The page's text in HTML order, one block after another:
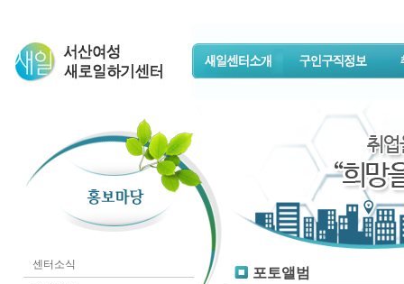
센터소식
포토앨범